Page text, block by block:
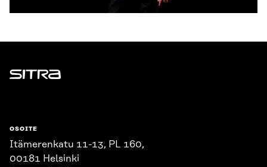
Sitra
OSOITE
Itämerenkatu 11-13, PL 160,
00181 Helsinki